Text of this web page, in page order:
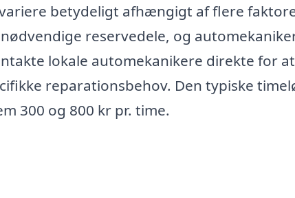
betydeligt afhængigt af flere
reservedele, og
lokale automekanikere direkte for
reparationsbehov. Den typiske
300 og 800 kr pr. time.